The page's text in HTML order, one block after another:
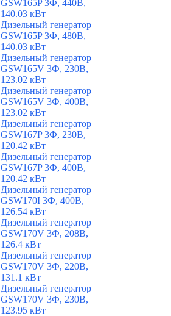
GSW165P 3Ф, 440В,
140.03 кВт
Дизельный генератор
GSW165P 3Ф, 480В,
140.03 кВт
Дизельный генератор
GSW165V 3Ф, 230В,
123.02 кВт
Дизельный генератор
GSW165V 3Ф, 400В,
123.02 кВт
Дизельный генератор
GSW167P 3Ф, 230В,
120.42 кВт
Дизельный генератор
GSW167P 3Ф, 400В,
120.42 кВт
Дизельный генератор
GSW170I 3Ф, 400В,
126.54 кВт
Дизельный генератор
GSW170V 3Ф, 208В,
126.4 кВт
Дизельный генератор
GSW170V 3Ф, 220В,
131.1 кВт
Дизельный генератор
GSW170V 3Ф, 230В,
123.95 кВт